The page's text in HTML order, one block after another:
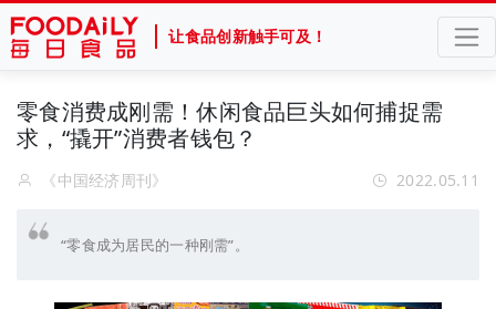
让食品创新触手可及！
零食消费成刚需！休闲食品巨头如何捕捉需
求，“撬开”消费者钱包？
《中国经济周刊》 2022.05.11
“零食成为居民的一种刚需”。